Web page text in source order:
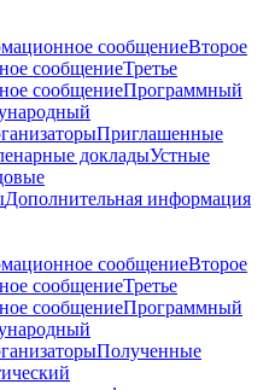
сообщениеВторое
сообщениеТретье
сообщениеПрограммный
Приглашенные
докладыУстные
Дополнительная информация
сообщениеВторое
сообщениеТретье
сообщениеПрограммный
Полученные